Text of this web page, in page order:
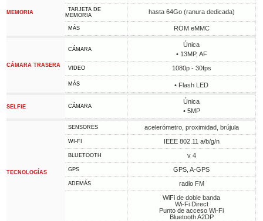
MEMORIA
TARJETA DE
MEMORIA
hasta 64Go (ranura dedicada)
MÁS ROM eMMC
CÁMARA TRASERA
CÁMARA
Única
• 13MP, AF
VIDEO 1080p - 30fps
MÁS • Flash LED
SELFIE CÁMARA
Única
• 5MP
TECNOLOGÍAS
SENSORES acelerómetro, proximidad, brújula
WI-FI IEEE 802.11 a/b/g/n
BLUETOOTH v 4
GPS GPS, A-GPS
ADEMÁS
radio FM
WiFi de doble banda
Wi-Fi Direct
Punto de acceso Wi-Fi
Bluetooth A2DP